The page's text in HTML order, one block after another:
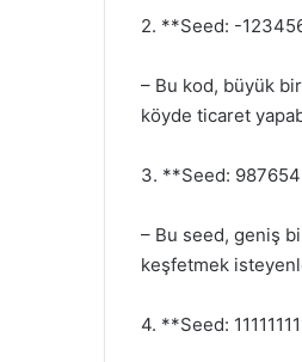
2. **Seed: -
– Bu kod, büyük
köyde ticaret
3. **Seed:
– Bu seed, geniş
keşfetmek
4. **Seed: